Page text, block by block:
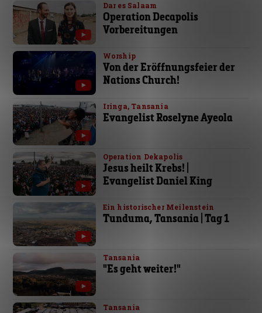
Dar es Salaam
Operation Decapolis
Vorbereitungen
Worship
Von der Eröffnungsfeier der
Nations Church!
Iringa, Tansania
Evangelist Roselyne Ayeola
Operation Dekapolis
Jesus heilt Krebs! |
Evangelist Daniel King
Ein historischer Meilenstein
Tunduma, Tansania | Tag 1
Tansania
"Es geht weiter!"
Tansania